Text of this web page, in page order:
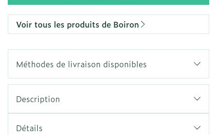
Voir tous les produits de Boiron
Méthodes de livraison disponibles
Description
Détails